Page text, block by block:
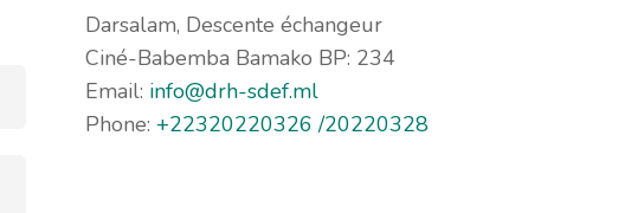
Darsalam, Descente échangeur
Ciné-Babemba Bamako BP: 234
Email: info@drh-sdef.ml
Phone: +22320220326 /20220328